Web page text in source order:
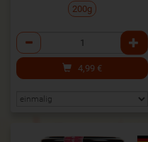
200g
Anzahl
4,99 €